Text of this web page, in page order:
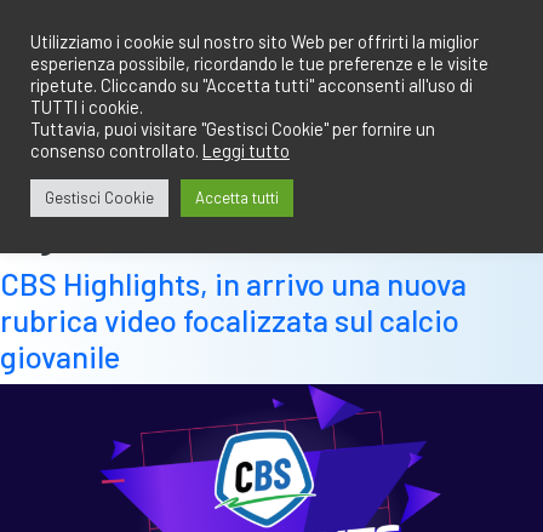
contenuto
CBS Highlights, in arrivo una nuova
rubrica video focalizzata sul calcio
giovanile
Utilizziamo i cookie sul nostro sito Web per offrirti la miglior
esperienza possibile, ricordando le tue preferenze e le visite
ripetute. Cliccando su "Accetta tutti" acconsenti all'uso di
TUTTI i cookie.
Tuttavia, puoi visitare "Gestisci Cookie" per fornire un
consenso controllato. Leggi tutto
Gestisci Cookie Accetta tutti